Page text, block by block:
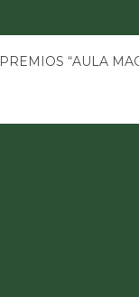
PREMIOS “AULA